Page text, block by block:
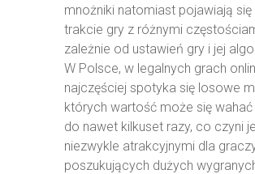
mnożniki natomiast pojawiają się
trakcie gry z różnymi
zależnie od ustawień gry i jej
W Polsce, w legalnych grach
najczęściej spotyka się losowe
których wartość może się wahać
do nawet kilkuset razy, co czyni je
niezwykle atrakcyjnymi dla
poszukujących dużych